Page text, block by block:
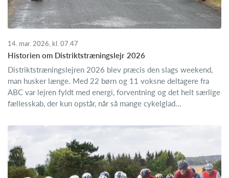
14. mar. 2026, kl. 07.47
Historien om Distriktstræningslejr 2026
Distriktstræningslejren 2026 blev præcis den slags weekend,
man husker længe. Med 22 børn og 11 voksne deltagere fra
ABC var lejren fyldt med energi, forventning og det helt særlige
fællesskab, der kun opstår, når så mange cykelglad...